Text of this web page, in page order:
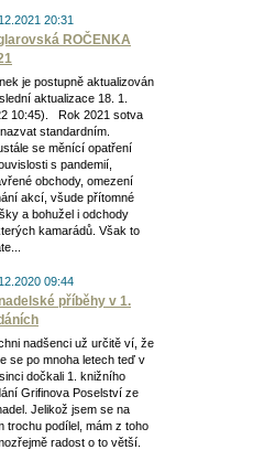
20:31
ROČENKA
je postupně aktualizován
aktualizace 18. 1.
10:45). Rok 2021 sotva
standardním.
se měnící opatření
s pandemií,
obchody, omezení
akcí, všude přítomné
a bohužel i odchody
kamarádů. Však to
09:44
příběhy v 1.
nadšenci už určitě ví, že
se po mnoha letech teď v
dočkali 1. knižního
Grifinova Poselství ze
Jelikož jsem se na
trochu podílel, mám z toho
radost o to větší.